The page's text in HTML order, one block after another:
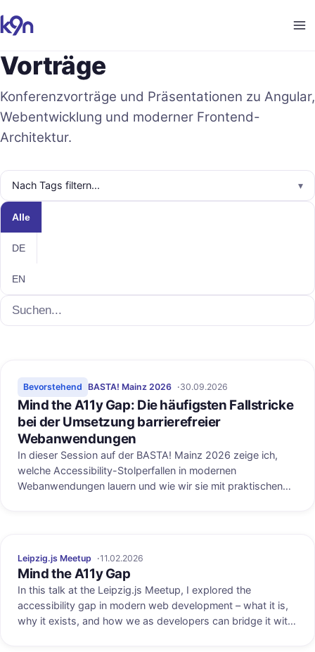
Vorträge
Konferenzvorträge und Präsentationen zu Angular,
Webentwicklung und moderner Frontend-
Architektur.
Nach Tags filtern... ▾
Inhaltssprache
Alle
DE
EN
Suche
Bevorstehend BASTA! Mainz 2026 30.09.2026
Mind the A11y Gap: Die häufigsten Fallstricke
bei der Umsetzung barrierefreier
Webanwendungen
In dieser Session auf der BASTA! Mainz 2026 zeige ich,
welche Accessibility-Stolperfallen in modernen
Webanwendungen lauern und wie wir sie mit praktischen
Leipzig.js Meetup 11.02.2026
Mind the A11y Gap
In this talk at the Leipzig.js Meetup, I explored the
accessibility gap in modern web development – what it is,
why it exists, and how we as developers can bridge it with